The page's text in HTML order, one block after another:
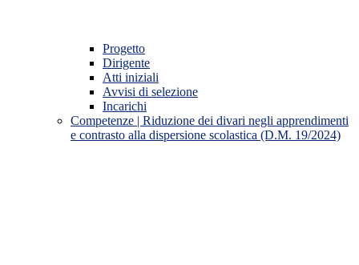
Progetto
Dirigente
Atti iniziali
Avvisi di selezione
Incarichi
Competenze | Riduzione dei divari negli apprendimenti
e contrasto alla dispersione scolastica (D.M. 19/2024)